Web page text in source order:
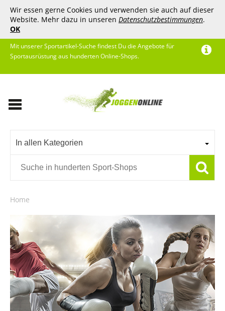
Wir essen gerne Cookies und verwenden sie auch auf dieser
Website. Mehr dazu in unseren Datenschutzbestimmungen.
OK
Mit unserer Sportartikel-Suche findest Du die Angebote für
Sportausrüstung aus hunderten Online-Shops.
In allen Kategorien
Home